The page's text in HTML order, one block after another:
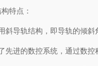
特点：
导轨结构，即导轨的倾斜
进的数控系统，通过数控